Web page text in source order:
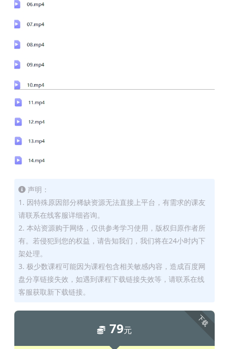
声明：
1. 因特殊原因部分稀缺资源无法直接上平台，有需求的课友
请联系在线客服详细咨询。
2. 本站资源购于网络，仅供参考学习使用，版权归原作者所
有。若侵犯到您的权益，请告知我们，我们将在24小时内下
架处理。
3. 极少数课程可能因为课程包含相关敏感内容，造成百度网
盘分享链接失效，如遇到课程下载链接失效等，请联系在线
客服获取新下载链接。
下载
79元